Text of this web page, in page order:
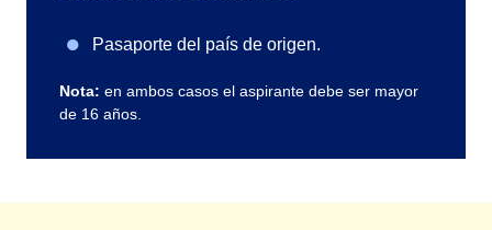
Pasaporte del país de origen.
Nota: en ambos casos el aspirante debe ser mayor
de 16 años.